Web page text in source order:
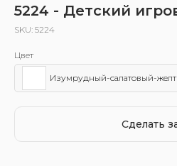
5224 - Детский
SKU: 5224
Цвет
Изумрудный-салатовый-
Сделать